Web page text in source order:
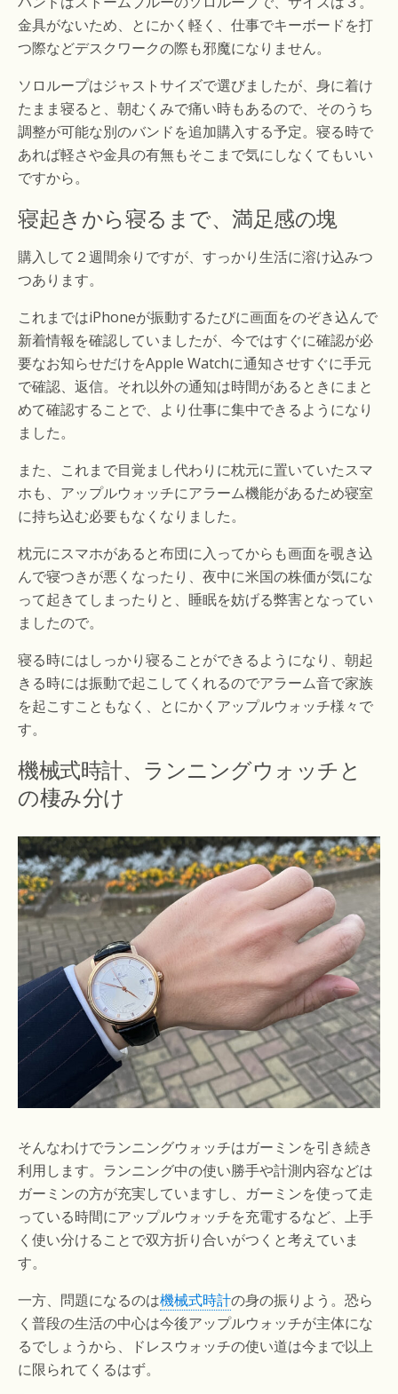
金具がないため、とにかく軽く、仕事でキーボードを打
つ際などデスクワークの際も邪魔になりません。
ソロループはジャストサイズで選びましたが、身に着け
たまま寝ると、朝むくみで痛い時もあるので、そのうち
調整が可能な別のバンドを追加購入する予定。寝る時で
あれば軽さや金具の有無もそこまで気にしなくてもいい
ですから。
寝起きから寝るまで、満足感の塊
購入して２週間余りですが、すっかり生活に溶け込みつ
つあります。
これまではiPhoneが振動するたびに画面をのぞき込んで
新着情報を確認していましたが、今ではすぐに確認が必
要なお知らせだけをApple Watchに通知させすぐに手元
で確認、返信。それ以外の通知は時間があるときにまと
めて確認することで、より仕事に集中できるようになり
ました。
また、これまで目覚まし代わりに枕元に置いていたスマ
ホも、アップルウォッチにアラーム機能があるため寝室
に持ち込む必要もなくなりました。
枕元にスマホがあると布団に入ってからも画面を覗き込
んで寝つきが悪くなったり、夜中に米国の株価が気にな
って起きてしまったりと、睡眠を妨げる弊害となってい
ましたので。
寝る時にはしっかり寝ることができるようになり、朝起
きる時には振動で起こしてくれるのでアラーム音で家族
を起こすこともなく、とにかくアップルウォッチ様々で
す。
機械式時計、ランニングウォッチと
の棲み分け
そんなわけでランニングウォッチはガーミンを引き続き
利用します。ランニング中の使い勝手や計測内容などは
ガーミンの方が充実していますし、ガーミンを使って走
っている時間にアップルウォッチを充電するなど、上手
く使い分けることで双方折り合いがつくと考えていま
す。
一方、問題になるのは機械式時計の身の振りよう。恐ら
く普段の生活の中心は今後アップルウォッチが主体にな
るでしょうから、ドレスウォッチの使い道は今まで以上
に限られてくるはず。